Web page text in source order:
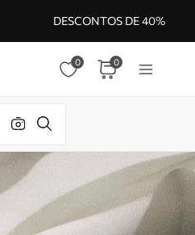
DESCONTOS DE 40%
0 0